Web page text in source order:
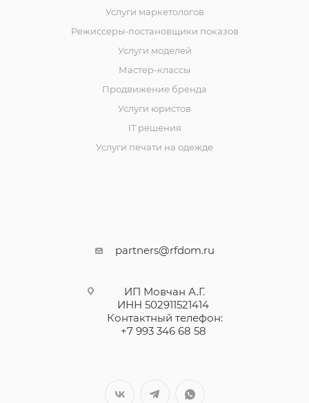
Услуги маркетологов
Режиссеры-постановщики показов
Услуги моделей
Мастер-классы
Продвижение бренда
Услуги юристов
IT решения
Услуги печати на одежде
partners@rfdom.ru
ИП Мовчан А.Г.
ИНН 502911521414
Контактный телефон:
+7 993 346 68 58